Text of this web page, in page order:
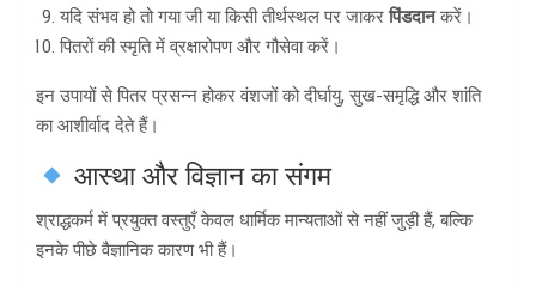
यदि संभव हो तो गया जी या किसी तीर्थस्थल पर जाकरपिंडदानकरें।
पितरों की स्मृति में व्रक्षारोपण और गौसेवा करें।
इन उपायों से पितर प्रसन्न होकर वंशजों को दीर्घायु, सुख-समृद्धि और शांति
का आशीर्वाद देते हैं।
आस्था और विज्ञान का संगम
श्राद्धकर्म में प्रयुक्त वस्तुएँ केवल धार्मिक मान्यताओं से नहीं जुड़ी हैं, बल्कि
इनके पीछे वैज्ञानिक कारण भी हैं।